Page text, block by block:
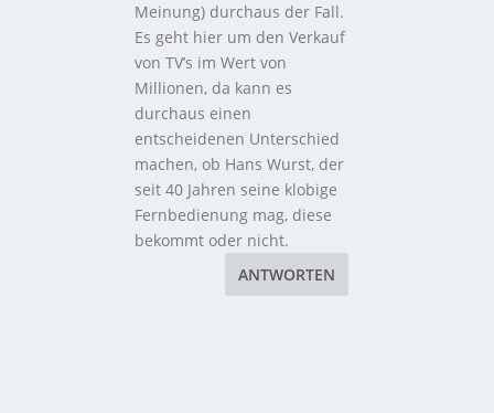
Meinung) durchaus der Fall.
Es geht hier um den Verkauf
von TV’s im Wert von
Millionen, da kann es
durchaus einen
entscheidenen Unterschied
machen, ob Hans Wurst, der
seit 40 Jahren seine klobige
Fernbedienung mag, diese
bekommt oder nicht.
ANTWORTEN